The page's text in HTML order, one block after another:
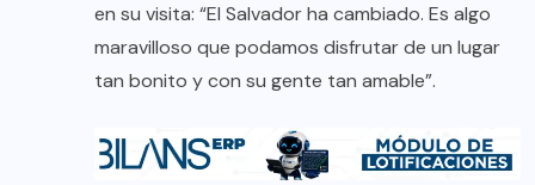
en su visita: “El Salvador ha cambiado. Es algo
maravilloso que podamos disfrutar de un lugar
tan bonito y con su gente tan amable”.